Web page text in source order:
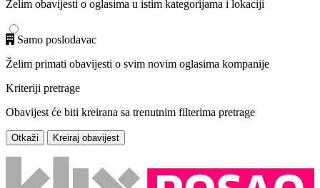
Želim obavijesti o oglasima u istim kategorijama i lokaciji
Samo poslodavac
Želim primati obavijesti o svim novim oglasima kompanije
Kriteriji pretrage
Obavijest će biti kreirana sa trenutnim filterima pretrage
Otkaži Kreiraj obavijest